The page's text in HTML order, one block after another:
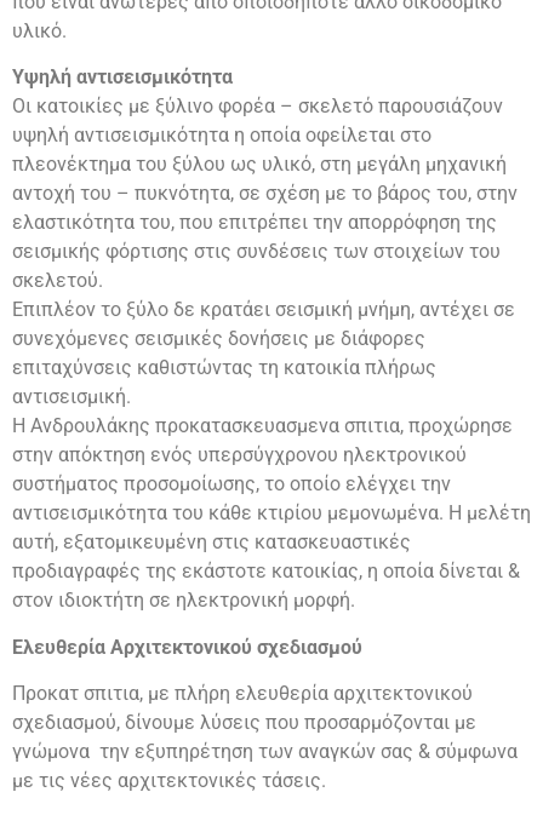
υλικό.
Υψηλή αντισεισμικότητα
Οι κατοικίες με ξύλινο φορέα – σκελετό παρουσιάζουν
υψηλή αντισεισμικότητα η οποία οφείλεται στο
πλεονέκτημα του ξύλου ως υλικό, στη μεγάλη μηχανική
αντοχή του – πυκνότητα, σε σχέση με το βάρος του, στην
ελαστικότητα του, που επιτρέπει την απορρόφηση της
σεισμικής φόρτισης στις συνδέσεις των στοιχείων του
σκελετού.
Επιπλέον το ξύλο δε κρατάει σεισμική μνήμη, αντέχει σε
συνεχόμενες σεισμικές δονήσεις με διάφορες
επιταχύνσεις καθιστώντας τη κατοικία πλήρως
αντισεισμική.
Η Ανδρουλάκης προκατασκευασμενα σπιτια, προχώρησε
στην απόκτηση ενός υπερσύγχρονου ηλεκτρονικού
συστήματος προσομοίωσης, το οποίο ελέγχει την
αντισεισμικότητα του κάθε κτιρίου μεμονωμένα. Η μελέτη
αυτή, εξατομικευμένη στις κατασκευαστικές
προδιαγραφές της εκάστοτε κατοικίας, η οποία δίνεται &
στον ιδιοκτήτη σε ηλεκτρονική μορφή.
Ελευθερία Αρχιτεκτονικού σχεδιασμού
Προκατ σπιτια, με πλήρη ελευθερία αρχιτεκτονικού
σχεδιασμού, δίνουμε λύσεις που προσαρμόζονται με
γνώμονα την εξυπηρέτηση των αναγκών σας & σύμφωνα
με τις νέες αρχιτεκτονικές τάσεις.